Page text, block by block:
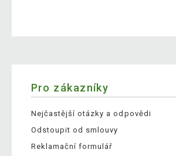
Pro zákazníky
Nejčastější otázky a odpovědi
Odstoupit od smlouvy
Reklamační formulář